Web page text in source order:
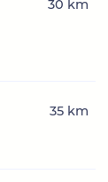
30 km
35 km